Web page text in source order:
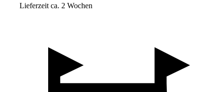
Lieferzeit ca. 2 Wochen